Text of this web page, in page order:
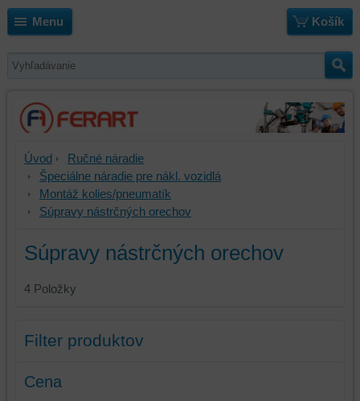
Menu Košík
Úvod
Ručné náradie
Špeciálne náradie pre nákl. vozidlá
Montáž kolies/pneumatík
Súpravy nástrčných orechov
Súpravy nástrčných orechov
4 Položky
Filter produktov
Cena